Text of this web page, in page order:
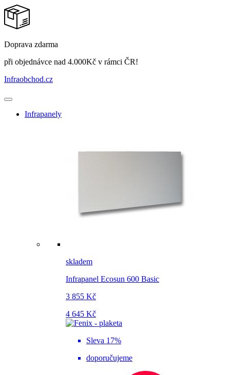
Doprava zdarma
při objednávce nad 4.000Kč v rámci ČR!
Infraobchod.cz
Infrapanely
skladem
Infrapanel Ecosun 600 Basic
3 855 Kč
4 645 Kč
Sleva 17%
doporučujeme